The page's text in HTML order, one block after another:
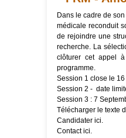
Dans le cadre de
médicale reconduit
de rejoindre une
recherche. La
clôturer cet appel
programme.
Session 1 close le
Session 2 - date
Session 3 : 7
Télécharger le texte
Candidater ici.
Contactici.